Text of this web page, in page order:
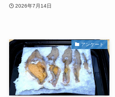
2026年7月14日
アンケート